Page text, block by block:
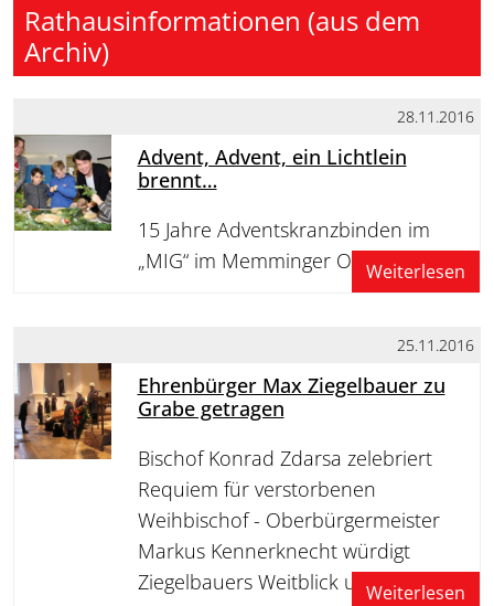
Rathausinformationen (aus dem
Archiv)
28.11.2016
Advent, Advent, ein Lichtlein
brennt…
15 Jahre Adventskranzbinden im
„MIG“ im Memminger OstenWeiterlesen
25.11.2016
Ehrenbürger Max Ziegelbauer zu
Grabe getragen
Bischof Konrad Zdarsa zelebriert
Requiem für verstorbenen
Weihbischof - Oberbürgermeister
Markus Kennerknecht würdigt
Ziegelbauers Weitblick und…Weiterlesen